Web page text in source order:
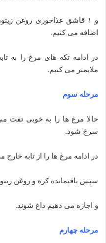
اضافه می کنیم.
در ادامه تکه های مرغ را به
ملایمتر می کنیم.
مرحله سوم
حالا مرغ ها را به خوبی تفت
سرخ شود.
در ادامه مرغ ها را از تابه خارج
سپس باقیمانده کره و روغن
و اجازه می دهیم داغ شوند.
مرحله چهارم